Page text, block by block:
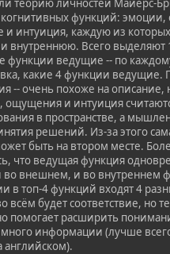
теорию личностей Майерс-
когнитивных функций:
интуиция, каждую из
внутреннюю. Всего выделяют
функции ведущие -- по
какие 4 функции ведущие.
-- очень похоже на описание,
и интуиция
в пространстве, а
решений. Из-за этого
быть на втором месте.
что ведущая функция
во внешнем, и во внутреннем
в топ-4 функций входят 4
всём будет соответствие, но
помогает расширить
информации (лучше
английском).